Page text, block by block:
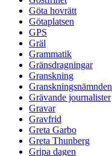
Göta hovrätt
Götaplatsen
GPS
Gräl
Grammatik
Gränsdragningar
Granskning
Granskningsnämnden
Grävande journalister
Gravar
Gravfrid
Greta Garbo
Greta Thunberg
Gripa dagen